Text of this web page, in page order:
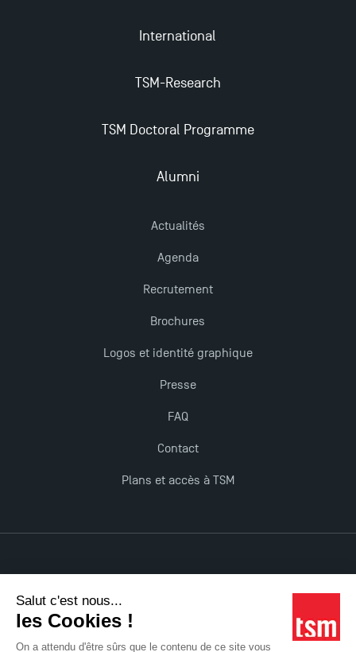
International
TSM-Research
TSM Doctoral Programme
Alumni
Actualités
Agenda
Recrutement
Brochures
Logos et identité graphique
Presse
FAQ
Contact
Plans et accès à TSM
Accessibilité : non conforme